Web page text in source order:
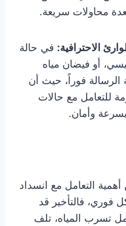
محاولات سريعة.
في حالة
أو فيضان مياه
فوراً، حيث أن
للتعامل مع حالات
وأمان.
أهمية التعامل مع انسداد
فالتأخير قد
تسرب المياه، تلف